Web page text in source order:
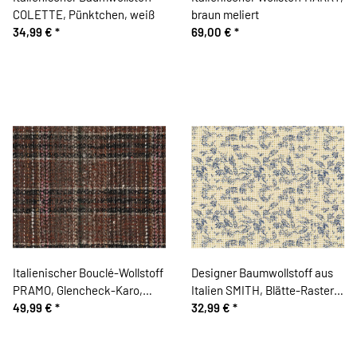
COLETTE, Pünktchen, weiß
34,99 € *
braun meliert
69,00 € *
Italienischer Bouclé-Wollstoff
PRAMO, Glencheck-Karo,
braun
49,99 € *
Designer Baumwollstoff aus
Italien SMITH, Blätte-Raster,
blau-senfgelb
32,99 € *